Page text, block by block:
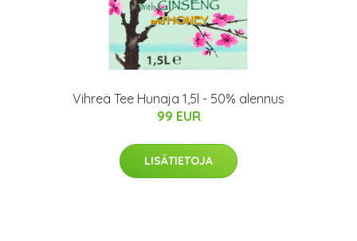
Vihreä Tee Hunaja 1,5l - 50% alennus
99 EUR
LISÄTIETOJA